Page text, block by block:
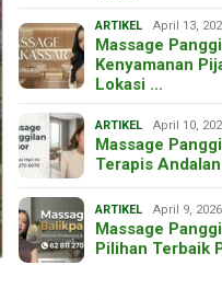
ARTIKEL April 13,
Massage
Kenyamanan
Lokasi …
ARTIKEL April 10,
Massage
Terapis
ARTIKEL April 9, 2026
Massage
Pilihan Terbaik